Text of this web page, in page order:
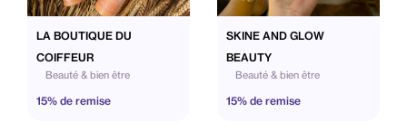
LA BOUTIQUE DU
COIFFEUR
Beauté & bien être
15% de remise
SKINE AND GLOW
BEAUTY
Beauté & bien être
15% de remise